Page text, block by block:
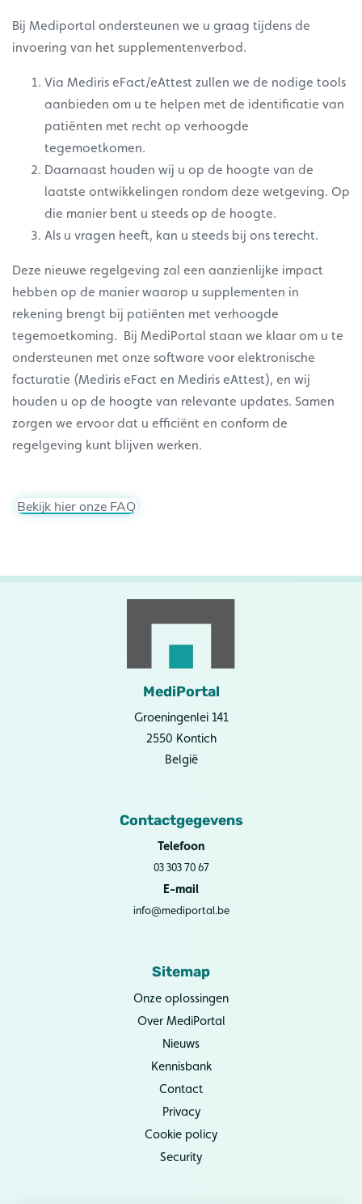
Bij Mediportal ondersteunen we u graag tijdens de
invoering van het supplementenverbod.
Via Mediris eFact/eAttest zullen we de nodige tools
aanbieden om u te helpen met de identificatie van
patiënten met recht op verhoogde
tegemoetkomen.
Daarnaast houden wij u op de hoogte van de
laatste ontwikkelingen rondom deze wetgeving. Op
die manier bent u steeds op de hoogte.
Als u vragen heeft, kan u steeds bij ons terecht.
Deze nieuwe regelgeving zal een aanzienlijke impact
hebben op de manier waarop u supplementen in
rekening brengt bij patiënten met verhoogde
tegemoetkoming. Bij MediPortal staan we klaar om u te
ondersteunen met onze software voor elektronische
facturatie (Mediris eFact en Mediris eAttest), en wij
houden u op de hoogte van relevante updates. Samen
zorgen we ervoor dat u efficiënt en conform de
regelgeving kunt blijven werken.
Bekijk hier onze FAQ
MediPortal
Groeningenlei 141
2550 Kontich
België
Contactgegevens
Telefoon
03 303 70 67
E-mail
info@mediportal.be
Sitemap
Onze oplossingen
Over MediPortal
Nieuws
Kennisbank
Contact
Privacy
Cookie policy
Security